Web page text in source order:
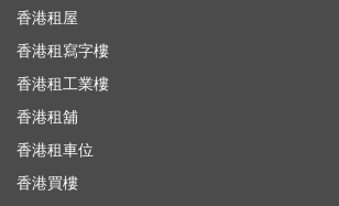
香港租屋
香港租寫字樓
香港租工業樓
香港租舖
香港租車位
香港買樓